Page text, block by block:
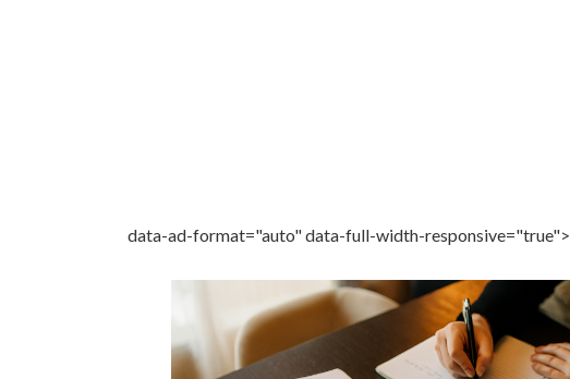
data-ad-format="auto" data-full-width-responsive="true">